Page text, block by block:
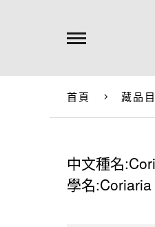
首頁 藏品
中文種名
學名